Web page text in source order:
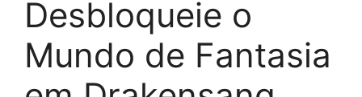
Desbloqueie o
Mundo de Fantasia